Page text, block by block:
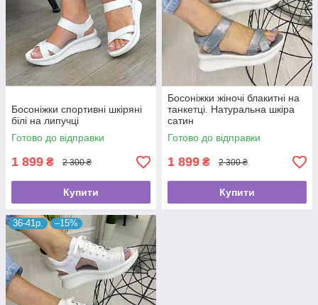
Босоніжки спортивні шкіряні
білі на липучці
Готово до відправки
1 899 ₴ 2 300 ₴
Купити
Босоніжки жіночі блакитні на
танкетці. Натуральна шкіра
сатин
Готово до відправки
1 899 ₴ 2 300 ₴
Купити
36-41р. –15%